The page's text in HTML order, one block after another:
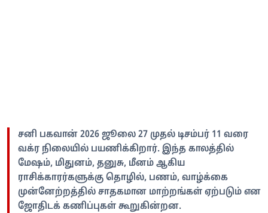
சனி பகவான் 2026 ஜூலை 27 முதல் டிசம்பர் 11 வரை
வக்ர நிலையில் பயணிக்கிறார். இந்த காலத்தில்
மேஷம், மிதுனம், தனுசு, மீனம் ஆகிய
ராசிக்காரர்களுக்கு தொழில், பணம், வாழ்க்கை
முன்னேற்றத்தில் சாதகமான மாற்றங்கள் ஏற்படும் என
ஜோதிடக் கணிப்புகள் கூறுகின்றன.